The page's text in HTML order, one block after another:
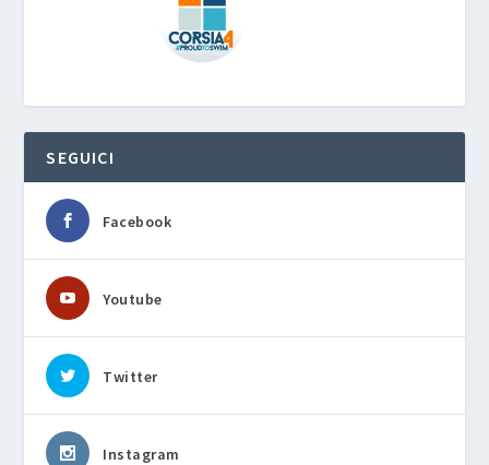
SEGUICI
Facebook
Youtube
Twitter
Instagram